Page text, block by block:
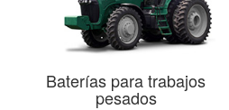
Baterías para trabajos
pesados